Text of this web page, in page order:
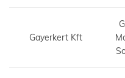
Gayerkert Kft